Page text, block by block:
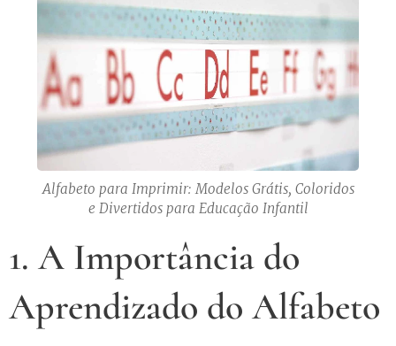
Alfabeto para Imprimir: Modelos Grátis, Coloridos
e Divertidos para Educação Infantil
1. A Importância do
Aprendizado do Alfabeto